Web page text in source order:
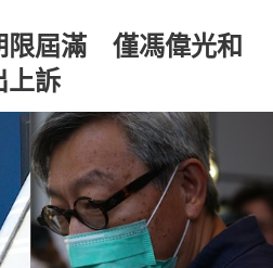
限屆滿 僅馮偉光和
上訴